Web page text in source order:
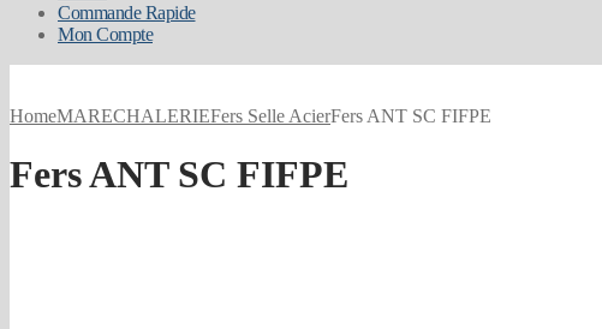
Commande Rapide
Mon Compte
HomeMARECHALERIEFers Selle AcierFers ANT SC FIFPE
Fers ANT SC FIFPE